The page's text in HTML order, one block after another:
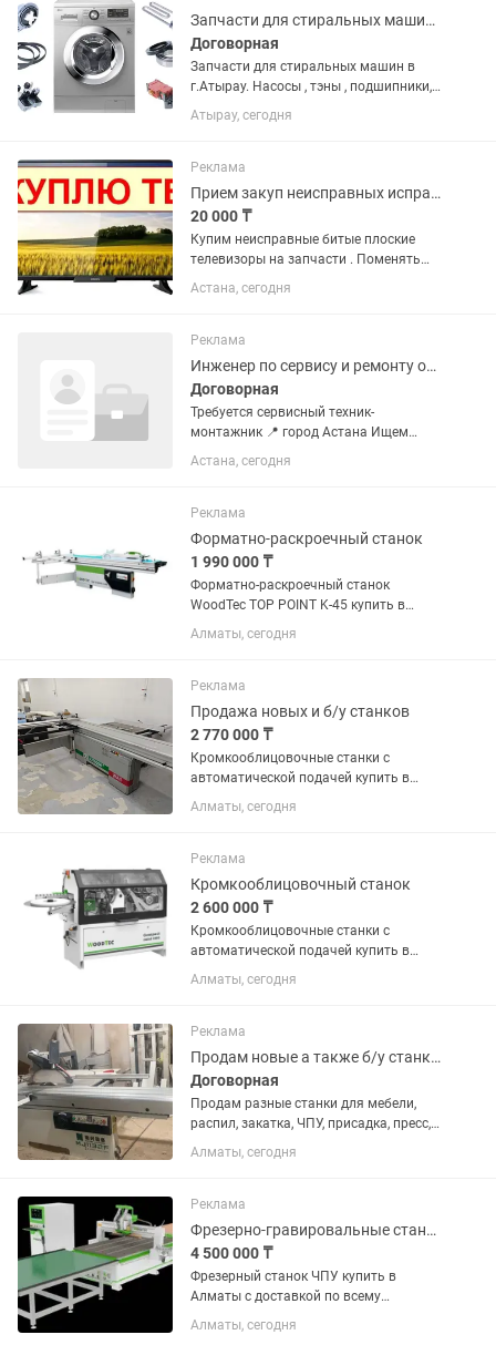
Запчасти для стиральных машин в г.Атырау
Договорная
Запчасти для стиральных машин в
г.Атырау. Насосы , тэны , подшипники,
ремни и.т.д. Есть б/у запчасти на
samsung и LG.
Атырау, сегодня
Реклама
Прием закуп неисправных исправных телевизоров на запчасти
20 000 ₸
Купим неисправные битые плоские
телевизоры на запчасти . Поменять
подсветку за 5-25тт . Исправить
неисправность дешево . Важно !
крышке телевизора или сюда чат ....
Астана, сегодня
Реклама
Инженер по сервису и ремонту оборудования
Договорная
Требуется сервисный техник-
монтажник 📍 город Астана Ищем
сервисного техника-монтажника для
выполнения разовых заявок и
обслуживания дозирующего
оборудования. 💰...
Астана, сегодня
Реклама
Форматно-раскроечный станок
1 990 000 ₸
Форматно-раскроечный станок
WoodTec TOP POINT K-45 купить в
Алматы с доставкой по всему
Казахстану. Самая лучшая цена в
Наша компания предлагает форматно
раскроечный...
Алматы, сегодня
Реклама
Продажа новых и б/у станков
2 770 000 ₸
Кромкооблицовочные станки с
автоматической подачей купить в
Алматы с доставкой по всему
Казахстану. Самая лучшая цена в
Кромкооблицовочные станки с
автоматической...
Алматы, сегодня
Реклама
Кромкооблицовочный станок
2 600 000 ₸
Кромкооблицовочные станки с
автоматической подачей купить в
Алматы с доставкой по всему
Казахстану. Самая лучшая цена в
Кромкооблицовочные станки с
автоматической...
Алматы, сегодня
Реклама
Продам новые а также б/у станки разные
Договорная
Продам разные станки для мебели,
распил, закатка, ЧПУ, присадка, пресс,
клей, кромка, пленка, запчасти,
установка, запуск, настройка, обучение
Алматы, сегодня
Реклама
Фрезерно-гравировальные станки с ЧПУ 2130
4 500 000 ₸
Фрезерный станок ЧПУ купить в
Алматы с доставкой по всему
Казахстану. Самая лучшая цена в
Казахстане! В наличии на складе.
Алматы, сегодня